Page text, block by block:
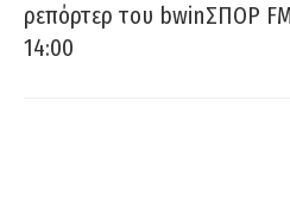
ρεπόρτερ του bwinΣΠΟΡ
14:00